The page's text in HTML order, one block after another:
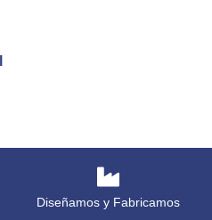
Diseñamos y Fabricamos